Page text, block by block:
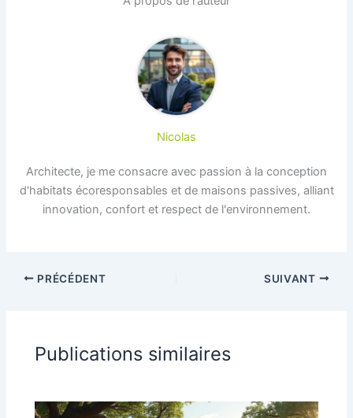
Nicolas
Architecte, je me consacre avec passion à la conception
d'habitats écoresponsables et de maisons passives, alliant
innovation, confort et respect de l'environnement.
PRÉCÉDENT SUIVANT
Publications similaires